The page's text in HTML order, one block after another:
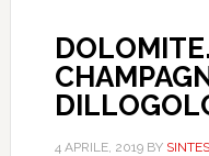
4 APRILE, 2019BY